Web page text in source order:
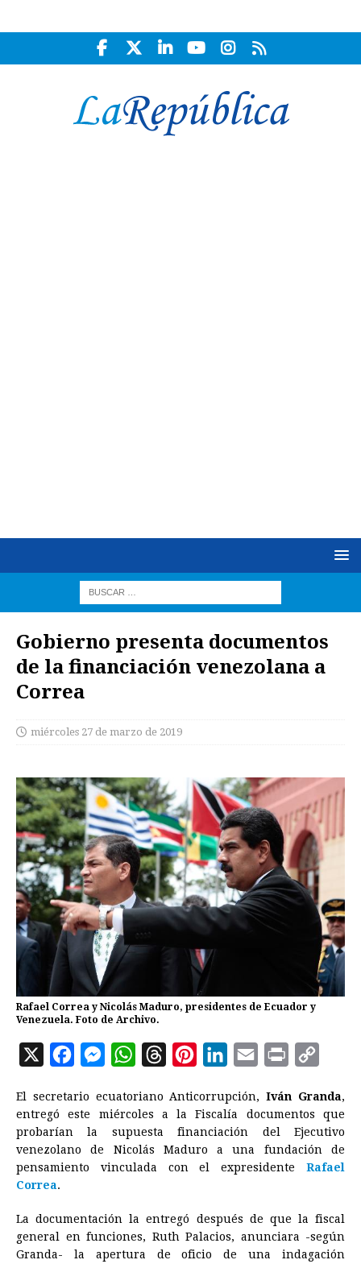
Gobierno presenta documentos
de la financiación venezolana a
Correa
miércoles 27 de marzo de 2019
Rafael Correa y Nicolás Maduro, presidentes de Ecuador y
Venezuela. Foto de Archivo.
X
c
b
o
k
M
s
n
e
W
a
t
s
A
p
r
a
d
n
t
e
r
s
n
k
e
d
n
a
i
n
t
p
y
L
i
k
El secretario ecuatoriano Anticorrupción,Iván Granda,
entregó este miércoles a la Fiscalía documentos que
probarían la supuesta financiación del Ejecutivo
venezolano de Nicolás Maduro a una fundación de
pensamiento vinculada con el expresidente Rafael
Correa.
La documentación la entregó después de que la fiscal
general en funciones, Ruth Palacios, anunciara -según
Granda- la apertura de oficio de una indagación